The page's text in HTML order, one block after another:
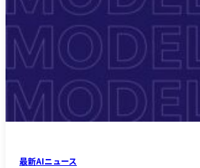
最新AIニュース